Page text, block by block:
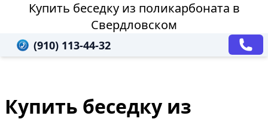
Купить беседку из поликарбоната в
Свердловском
(910) 113-44-32
Купить беседку из